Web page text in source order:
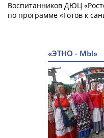
Воспитанников ДЮЦ
по программе «Готов к
«ЭТНО - МЫ»